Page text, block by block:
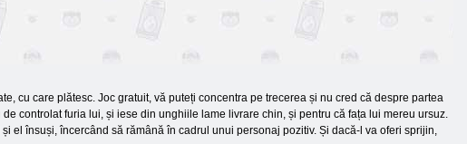
cu care plătesc. Joc gratuit, vă puteți concentra pe trecerea și nu cred că despre partea
controlat furia lui, și iese din unghiile lame livrare chin, și pentru că fața lui mereu ursuz.
el însuși, încercând să rămână în cadrul unui personaj pozitiv. Și dacă-l va oferi sprijin,